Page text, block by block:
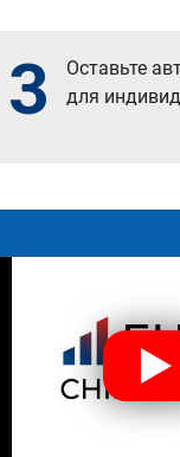
3
Оставьте
для